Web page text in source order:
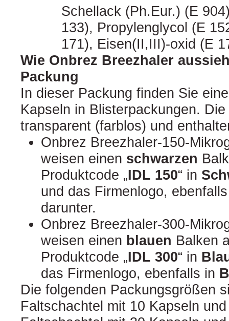
Schellack (Ph.Eur.) (E
133), Propylenglycol (E
171), Eisen(II,III)-oxid (E
Wie Onbrez Breezhaler
Packung
In dieser Packung finden Sie
Kapseln in Blisterpackungen.
transparent (farblos) und
Onbrez
weisen einen schwarzen
Produktcode „IDL 150“ in
und das Firmenlogo,
darunter.
Onbrez
weisen einen blauen Balken
Produktcode „IDL 300“ in
das Firmenlogo, ebenfalls in
Die folgenden Packungsgrößen
Faltschachtel mit 10 Kapseln